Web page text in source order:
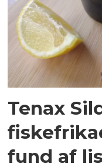
Tenax
fund af